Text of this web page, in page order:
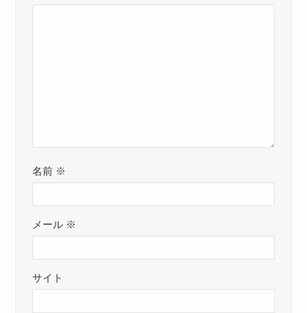
名前 ※
メール ※
サイト